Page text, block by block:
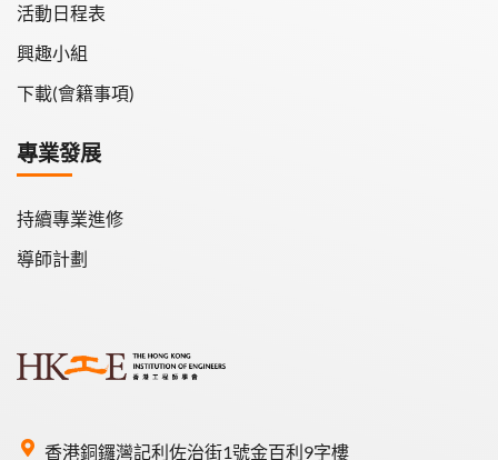
香港銅鑼灣記利佐治街1號金百利9字樓
活動日程表
興趣小組
下載(會籍事項)
專業發展
持續專業進修
導師計劃